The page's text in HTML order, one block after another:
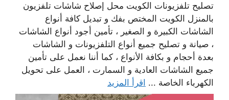
تصليح تلفزيونات الكويت محل إصلاح شاشات تلفزيون
بالمنزل الكويت المختص بفك و تبديل كافة أنواع
الشاشات الكبيرة و الصغير ، تأمين أجود أنواع الشاشات
، صيانة و تصليح جميع أنواع التلفزيونات و الشاشات
بعدة أحجام و بكافة الأنواع ، كما أننا نعمل على تأمين
جميع الشاشات العادية و السمارت ، العمل على تحويل
الكهرباء الخاصة ... اقرأ المزيد